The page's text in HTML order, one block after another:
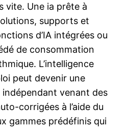
vite. Une ia prête à
supports et
d’IA intégrées ou
de consommation
L’intelligence
peut devenir une
indépendant venant des
corrigées à l’aide du
gammes prédéfinis qui